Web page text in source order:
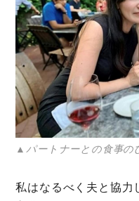
▲パートナーとの食事の
私はなるべく夫と協力